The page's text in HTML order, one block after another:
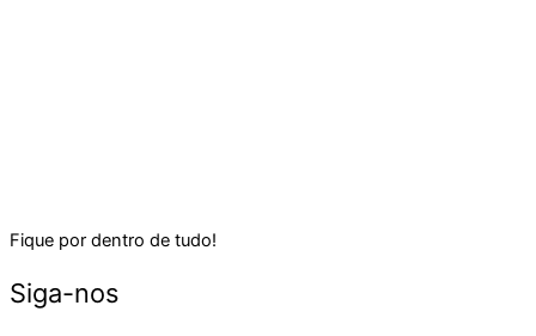
Fique por dentro de tudo!
Siga-nos